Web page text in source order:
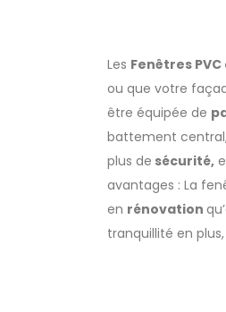
Les Fenêtres
ou que votre
être équipée de
battement
plus de sécurité,
avantages : La
en rénovation
tranquillité en